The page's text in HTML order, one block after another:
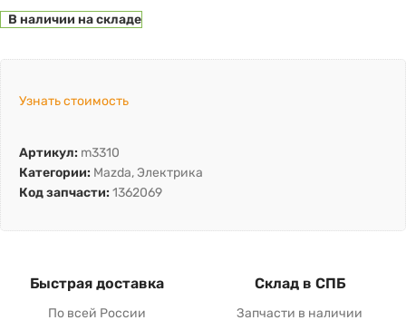
В наличии на складе
Узнать стоимость
Артикул: m3310
Категории: Mazda,Электрика
Код запчасти: 1362069
Быстрая доставка
По всей России
Склад в СПБ
Запчасти в наличии